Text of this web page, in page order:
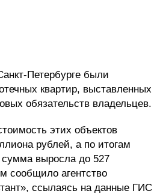
Петербурге были
квартир, выставленных
обязательств владельцев.
этих объектов
рублей, а по итогам
сумма выросла до 527
сообщило агентство
ссылаясь на данные ГИС